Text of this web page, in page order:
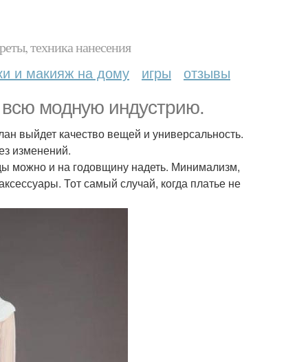
техника нанесения
и макияж на дому игры отзывы
всю модную индустрию.
выйдет качество вещей и универсальность.
изменений.
можно и на годовщину надеть. Минимализм,
Тот самый случай, когда платье не